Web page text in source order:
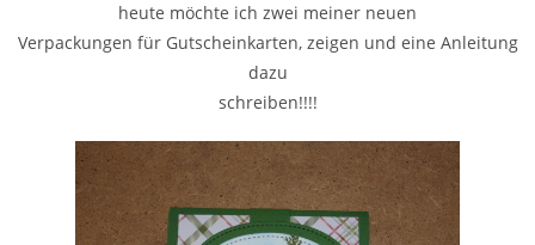
heute möchte ich zwei meiner neuen
Verpackungen für Gutscheinkarten, zeigen und eine Anleitung
dazu
schreiben!!!!